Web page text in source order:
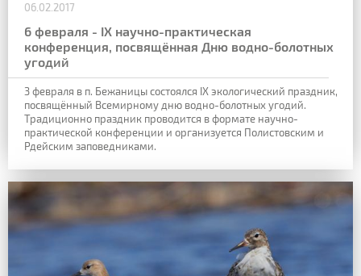
06.02.2017
6 февраля - IX научно-практическая
конференция, посвящённая Дню водно-болотных
угодий
3 февраля в п. Бежаницы состоялся IX экологический праздник,
посвящённый Всемирному дню водно-болотных угодий.
Традиционно праздник проводится в формате научно-
практической конференции и организуется Полистовским и
Рдейским заповедниками.